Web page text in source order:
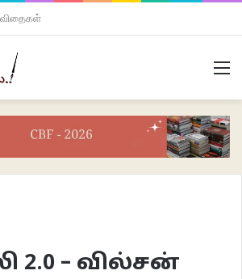
– வில்சன்